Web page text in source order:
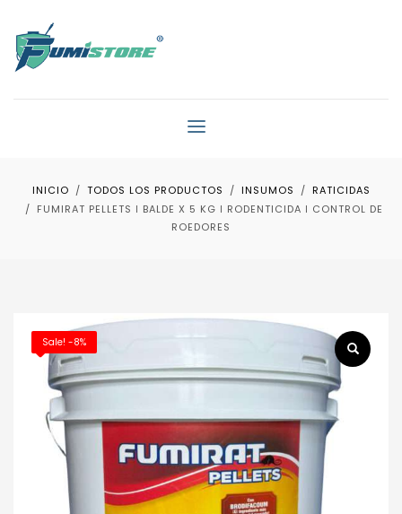
INICIO TODOS LOS PRODUCTOS INSUMOS
RATICIDAS
FUMIRAT PELLETS ǀ BALDE X 5 KG ǀ RODENTICIDA ǀ CONTROL DE
ROEDORES
Sale! -8%